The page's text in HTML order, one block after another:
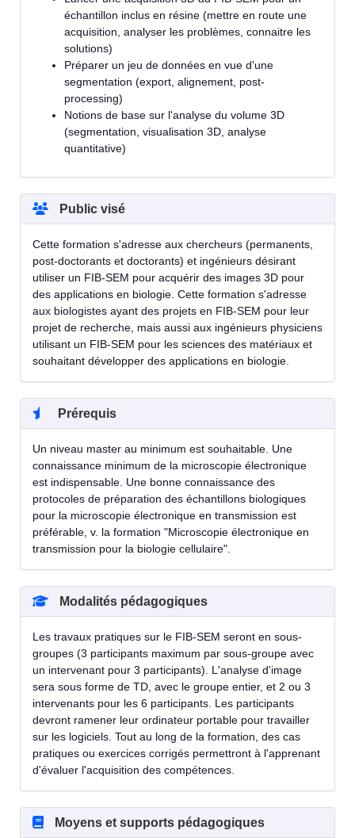
échantillon inclus en résine (mettre en route une
acquisition, analyser les problèmes, connaitre les
solutions)
Préparer un jeu de données en vue d'une
segmentation (export, alignement, post-
processing)
Notions de base sur l'analyse du volume 3D
(segmentation, visualisation 3D, analyse
quantitative)
Public visé
Cette formation s'adresse aux chercheurs (permanents,
post-doctorants et doctorants) et ingénieurs désirant
utiliser un FIB-SEM pour acquérir des images 3D pour
des applications en biologie. Cette formation s'adresse
aux biologistes ayant des projets en FIB-SEM pour leur
projet de recherche, mais aussi aux ingénieurs physiciens
utilisant un FIB-SEM pour les sciences des matériaux et
souhaitant développer des applications en biologie.
Prérequis
Un niveau master au minimum est souhaitable. Une
connaissance minimum de la microscopie électronique
est indispensable. Une bonne connaissance des
protocoles de préparation des échantillons biologiques
pour la microscopie électronique en transmission est
préférable, v. la formation "Microscopie électronique en
transmission pour la biologie cellulaire".
Modalités pédagogiques
Les travaux pratiques sur le FIB-SEM seront en sous-
groupes (3 participants maximum par sous-groupe avec
un intervenant pour 3 participants). L'analyse d'image
sera sous forme de TD, avec le groupe entier, et 2 ou 3
intervenants pour les 6 participants. Les participants
devront ramener leur ordinateur portable pour travailler
sur les logiciels. Tout au long de la formation, des cas
pratiques ou exercices corrigés permettront à l'apprenant
d'évaluer l'acquisition des compétences.
Moyens et supports pédagogiques